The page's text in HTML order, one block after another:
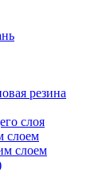
резина
слоя
слоем
слоем